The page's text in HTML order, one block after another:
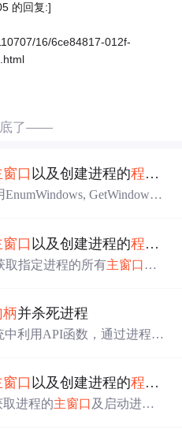
的回复:]
16/6ce84817-012f-
了——
窗口 以及创建进程的程序
GetWindowTh
举和查找功能。 104517305,
测：避免线性回归过拟合,
窗口 以及创建进程的程序
取指定进程的所有主窗口 句
柄并杀死进程
中利用API函数，通过进程名
窗口 以及创建进程的程序
进程的主窗口 及启动进程